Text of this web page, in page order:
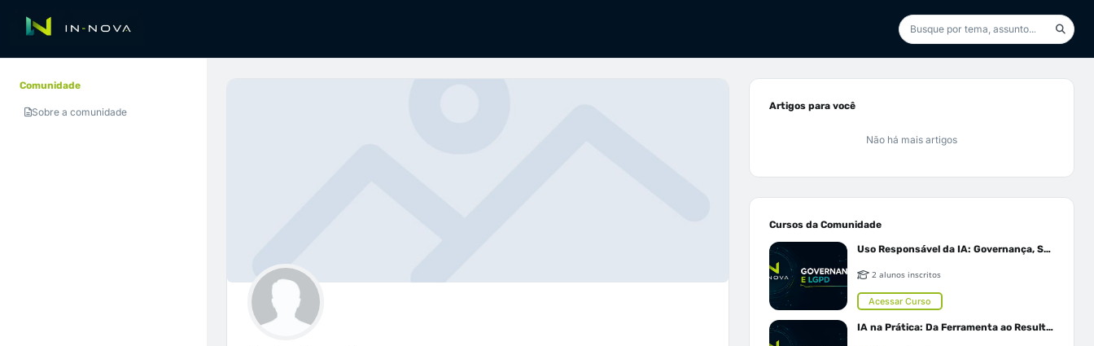
Comunidade
Sobre a comunidade Artigos para você
Não há mais artigos
Cursos da Comunidade
Uso Responsável da IA: Governança, Segurança e LGPD
2 alunos inscritos
Acessar Curso
IA na Prática: Da Ferramenta ao Resultado